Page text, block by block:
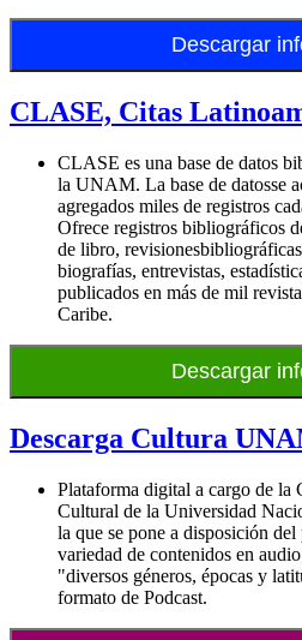
Descargar
CLASE, Citas
CLASE es una base de datos
la UNAM. La base de datosse
agregados miles de registros
Ofrece registros bibliográficos
de libro,
biografías, entrevistas,
publicados en más de mil
Caribe.
Descargar
Descarga Cultura
Plataforma digital a cargo de
Cultural de la Universidad
la que se pone a disposición
variedad de contenidos en
"diversos géneros, épocas y
formato de Podcast.